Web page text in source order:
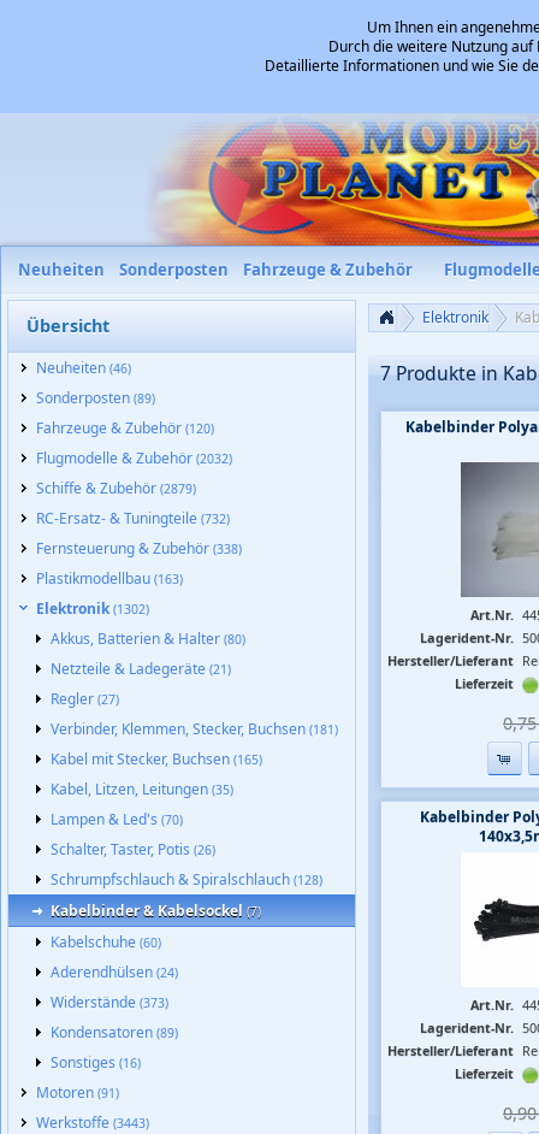
Neuheiten Sonderposten Fahrzeuge & Zubehör
Übersicht
Neuheiten (46)
Sonderposten (89)
Fahrzeuge & Zubehör (120)
Flugmodelle & Zubehör (2032)
Schiffe & Zubehör (2879)
RC-Ersatz- & Tuningteile (732)
Fernsteuerung & Zubehör (338)
Plastikmodellbau (163)
Elektronik (1302)
Akkus, Batterien & Halter (80)
Netzteile & Ladegeräte (21)
Regler (27)
Verbinder, Klemmen, Stecker, Buchsen (181)
Kabel mit Stecker, Buchsen (165)
Kabel, Litzen, Leitungen (35)
Lampen & Led's (70)
Schalter, Taster, Potis (26)
Schrumpfschlauch & Spiralschlauch (128)
Kabelbinder & Kabelsockel (7)
Kabelschuhe (60)
Aderendhülsen (24)
Widerstände (373)
Kondensatoren (89)
Sonstiges (16)
Motoren (91)
Werkstoffe (3443)
Um Ihnen ein
Durch die weitere Nutzung
Detaillierte Informationen und wie Sie
Elektronik
7 Produkte in
Kabelbinder
Art.Nr.
Lagerident-Nr.
Hersteller/Lieferant
Lieferzeit
0,75
Kabelbinder
Art.Nr.
Lagerident-Nr.
Hersteller/Lieferant
Lieferzeit
0,90